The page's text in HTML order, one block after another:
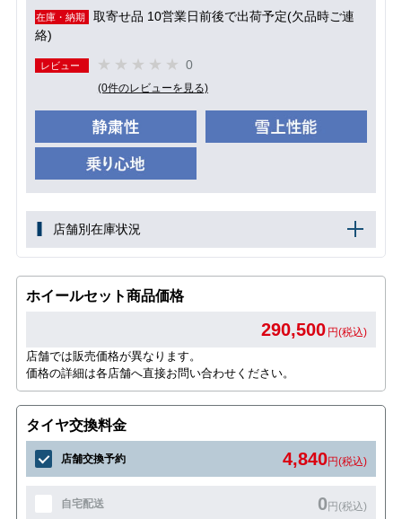
在庫・納期
取寄せ品 10営業日前後で出荷予定(欠品時ご連
絡)
レビュー 0
(0件のレビューを見る)
店舗別在庫状況
ホイールセット商品価格
290,500 円(税込)
店舗では販売価格が異なります。
価格の詳細は各店舗へ直接お問い合わせください。
タイヤ交換料金
店舗交換予約 4,840円(税込)
自宅配送 0円(税込)